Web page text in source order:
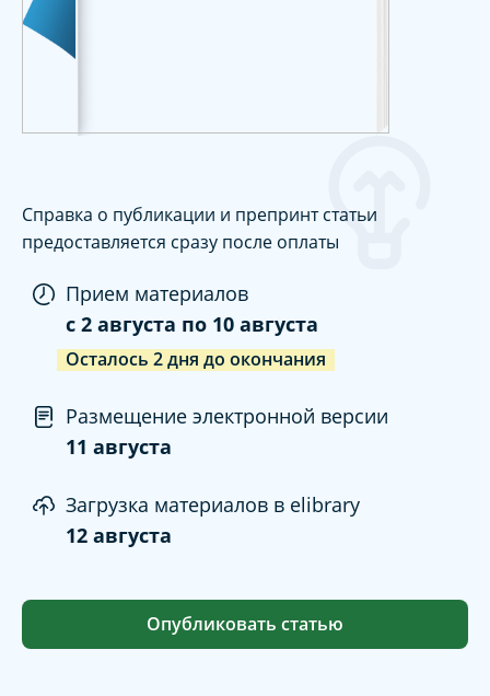
Справка о публикации и препринт статьи
предоставляется сразу после оплаты
Прием материалов
c 2 августа по 10 августа
Осталось 2дня до окончания
Размещение электронной версии
11 августа
Загрузка материалов в elibrary
12 августа
Опубликовать статью